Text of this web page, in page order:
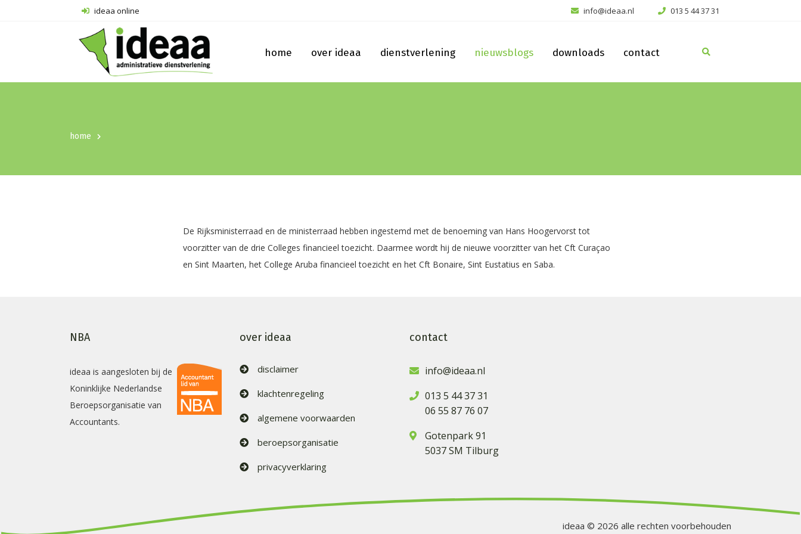
ideaa online 013 5 44 37 31
info@ideaa.nl
home over ideaa dienstverlening nieuwsblogs downloads contact
home
De Rijksministerraad en de ministerraad hebben ingestemd met de benoeming van Hans Hoogervorst tot
voorzitter van de drie Colleges financieel toezicht. Daarmee wordt hij de nieuwe voorzitter van het Cft Curaçao
en Sint Maarten, het College Aruba financieel toezicht en het Cft Bonaire, Sint Eustatius en Saba.
NBA
ideaa is aangesloten bij de
Koninklijke Nederlandse
Beroepsorganisatie van
Accountants.
over ideaa
disclaimer
klachtenregeling
algemene voorwaarden
beroepsorganisatie
privacyverklaring
contact
info@ideaa.nl
013 5 44 37 31
06 55 87 76 07
Gotenpark 91
5037 SM Tilburg
ideaa © 2026 alle rechten voorbehouden